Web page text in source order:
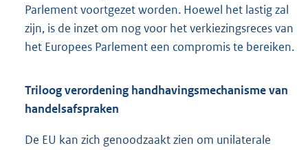
Parlement voortgezet worden. Hoewel het lastig zal
zijn, is de inzet om nog voor het verkiezingsreces van
het Europees Parlement een compromis te bereiken.
Triloog verordening handhavingsmechanisme van
handelsafspraken
De EU kan zich genoodzaakt zien om unilaterale